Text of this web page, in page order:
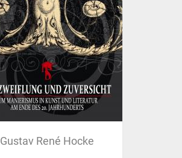
Gustav René Hocke